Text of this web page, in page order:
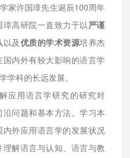
家许国璋先生诞辰100周年
高研院一直致力于以 严谨
以及优质的学术资源培养杰
内外有较大影响的语言学
学科的长远发展。
应用语言学研究的研究对
问题和基本方法。学习本
外应用语言学的发展状况
解语言与认知、语言与教